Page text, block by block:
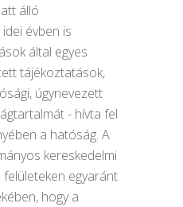
álló
évben is
által egyes
tájékoztatások,
úgynevezett
- hívta fel
a hatóság. A
kereskedelmi
egyaránt
hogy a